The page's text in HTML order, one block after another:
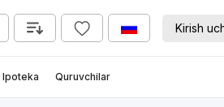
Kirish
Ipoteka Quruvchilar